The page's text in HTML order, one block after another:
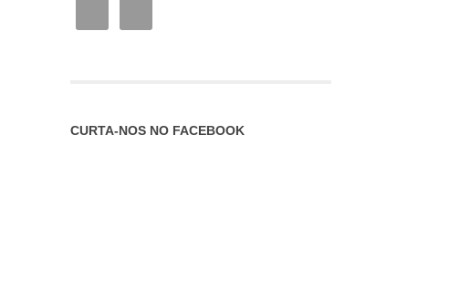
CURTA-NOS NO FACEBOOK